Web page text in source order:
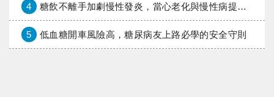
4 糖飲不離手加劇慢性發炎，當心老化與慢性病提早報到
5 低血糖開車風險高，糖尿病友上路必學的安全守則